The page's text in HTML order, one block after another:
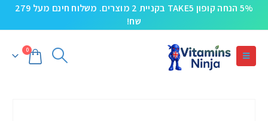
5% הנחה קופון TAKE5 בקניית 2 מוצרים. משלוח חינם מעל 279
שח!
0